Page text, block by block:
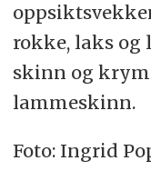
rokke, laks
skinn og
lammeskinn.
Foto: Ingrid